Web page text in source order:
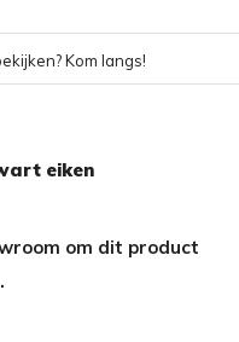
Kom langs!
eiken
om dit product